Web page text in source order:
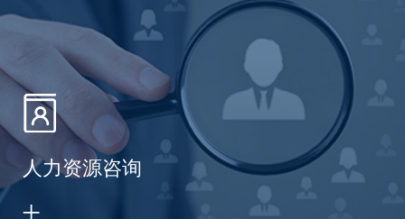
人力资源咨询